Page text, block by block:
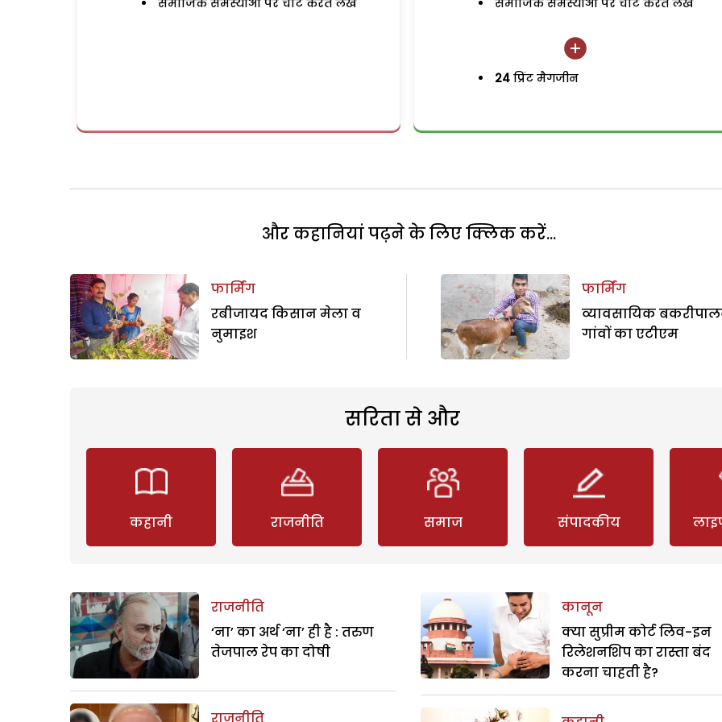
समाजिक समस्याओं पर चोट करते लेख समाजिक समस्याओं पर चोट करते लेख
24 प्रिंट मैगजीन
और कहानियां पढ़ने के लिए क्लिक करें...
फार्मिंग
रबीजायद किसान मेला व
नुमाइश
फार्मिंग
व्यावसायिक
गांवों का एटीएम
सरिता से और
कहानी राजनीति समाज संपादकीय
राजनीति
‘ना’ का अर्थ ‘ना’ ही है : तरुण
तेजपाल रेप का दोषी
कानून
क्या सुप्रीम कोर्ट लिव-इन
रिलेशनशिप का रास्ता बंद
करना चाहती है?